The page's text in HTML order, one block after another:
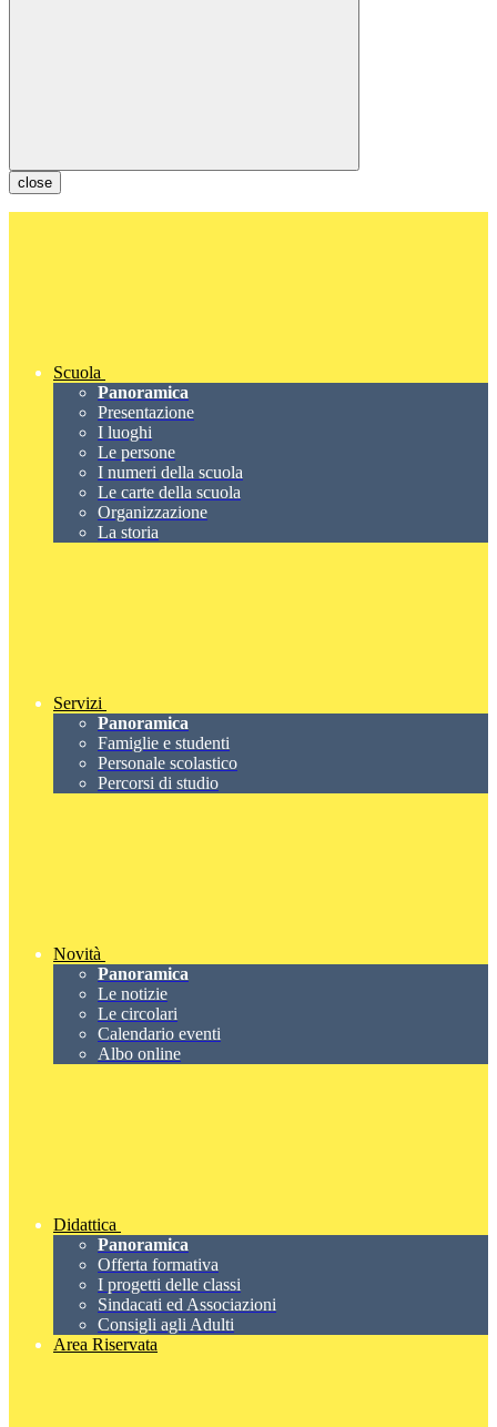
close
Scuola
Panoramica
Presentazione
I luoghi
Le persone
I numeri della scuola
Le carte della scuola
Organizzazione
La storia
Servizi
Panoramica
Famiglie e studenti
Personale scolastico
Percorsi di studio
Novità
Panoramica
Le notizie
Le circolari
Calendario eventi
Albo online
Didattica
Panoramica
Offerta formativa
I progetti delle classi
Sindacati ed Associazioni
Consigli agli Adulti
Area Riservata